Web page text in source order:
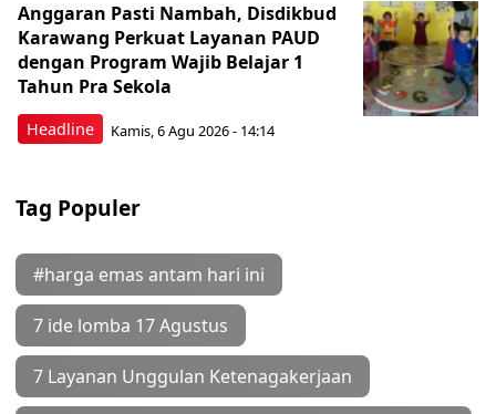
Headline
Anggaran Pasti Nambah, Disdikbud
Karawang Perkuat Layanan PAUD
dengan Program Wajib Belajar 1
Tahun Pra Sekola
Kamis, 6 Agu 2026 - 14:14
Tag Populer
#harga emas antam hari ini
7 ide lomba 17 Agustus
7 Layanan Unggulan Ketenagakerjaan